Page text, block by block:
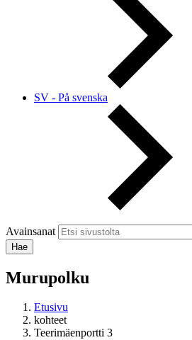
SV - På svenska
Avainsanat
Murupolku
Etusivu
kohteet
Teerimäenportti 3